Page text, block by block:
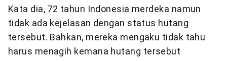
Kata dia, 72 tahun Indonesia merdeka namun
tidak ada kejelasan dengan status hutang
tersebut. Bahkan, mereka mengaku tidak tahu
harus menagih kemana hutang tersebut